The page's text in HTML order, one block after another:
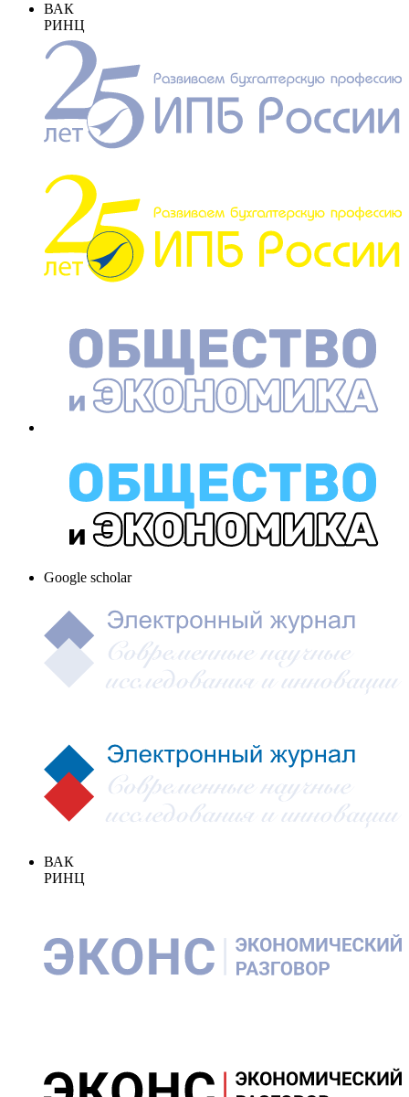
ВАК
РИНЦ
Google scholar
ВАК
РИНЦ